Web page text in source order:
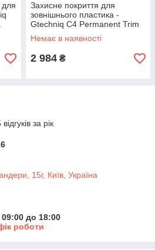
для
Захисне покриття для
зовнішнього пластика -
Gtechniq C4 Permanent Trim
Restorer 30 мл (C4-30ml)
Немає в наявності
2 984 ₴
за рік
15г, Київ, Україна
до 18:00
роботи